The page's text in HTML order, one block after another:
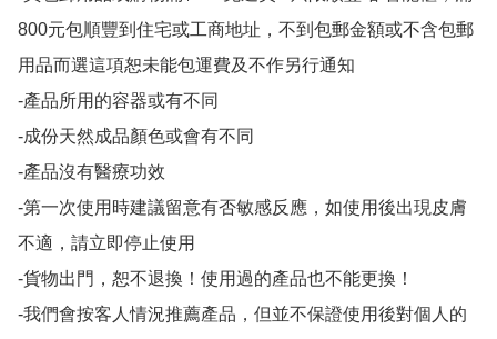
800元包順豐到住宅或工商地址，不到包郵金額或不含包郵
用品而選這項恕未能包運費及不作另行通知
-產品所用的容器或有不同
-成份天然成品顏色或會有不同
-產品沒有醫療功效
-第一次使用時建議留意有否敏感反應，如使用後出現皮膚
不適，請立即停止使用
-貨物出門，恕不退換！使用過的產品也不能更換！
-我們會按客人情況推薦產品，但並不保證使用後對個人的